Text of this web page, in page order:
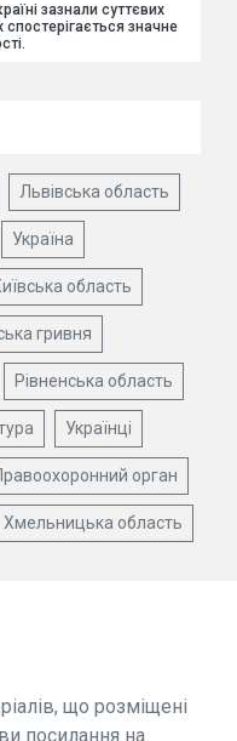
зазнали суттєвих
спостерігається значне
Львівська область
Україна
область
гривня
Рівненська область
Українці
орган
Хмельницька область
що розміщені
посилання на